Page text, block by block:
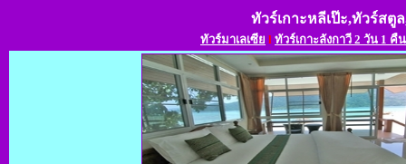
ทัวร์เกาะหลีเป๊ะ,ทัวร์สตู
ทัวร์มาเลเซีย l ทัวร์เกาะลังกาวี 2 วัน 1 คืน